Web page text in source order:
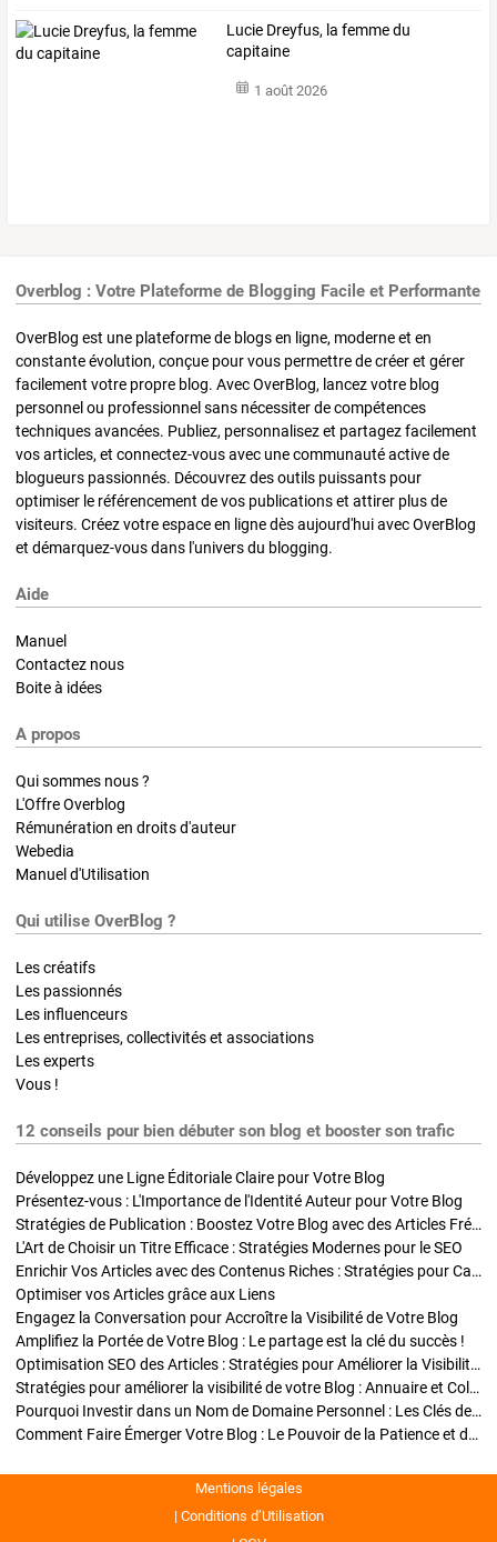
Lucie Dreyfus, la femme du
capitaine
1 août 2026
Overblog : Votre Plateforme de Blogging Facile et Performante
OverBlog est une plateforme de blogs en ligne, moderne et en
constante évolution, conçue pour vous permettre de créer et gérer
facilement votre propre blog. Avec OverBlog, lancez votre blog
personnel ou professionnel sans nécessiter de compétences
techniques avancées. Publiez, personnalisez et partagez facilement
vos articles, et connectez-vous avec une communauté active de
blogueurs passionnés. Découvrez des outils puissants pour
optimiser le référencement de vos publications et attirer plus de
visiteurs. Créez votre espace en ligne dès aujourd'hui avec OverBlog
et démarquez-vous dans l'univers du blogging.
Aide
Manuel
Contactez nous
Boite à idées
A propos
Qui sommes nous ?
L'Offre Overblog
Rémunération en droits d'auteur
Webedia
Manuel d'Utilisation
Qui utilise OverBlog ?
Les créatifs
Les passionnés
Les influenceurs
Les entreprises, collectivités et associations
Les experts
Vous !
12 conseils pour bien débuter son blog et booster son trafic
Développez une Ligne Éditoriale Claire pour Votre Blog
Présentez-vous : L'Importance de l'Identité Auteur pour Votre Blog
Stratégies de Publication : Boostez Votre Blog avec des Articles Fréquents et Exclusifs
L'Art de Choisir un Titre Efficace : Stratégies Modernes pour le SEO
Enrichir Vos Articles avec des Contenus Riches : Stratégies pour Captiver et Optimiser
Optimiser vos Articles grâce aux Liens
Engagez la Conversation pour Accroître la Visibilité de Votre Blog
Amplifiez la Portée de Votre Blog : Le partage est la clé du succès !
Optimisation SEO des Articles : Stratégies pour Améliorer la Visibilité de Votre Blog
Stratégies pour améliorer la visibilité de votre Blog : Annuaire et Collaborations
Pourquoi Investir dans un Nom de Domaine Personnel : Les Clés de la Réussite de Votre Blog
Comment Faire Émerger Votre Blog : Le Pouvoir de la Patience et de la Persévérance
Mentions légales
Conditions d’Utilisation